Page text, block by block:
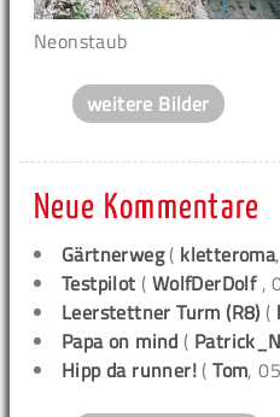
Neonstaub
weitere Bilder
Neue Kommentare
Gärtnerweg( kletteroma
Testpilot ( WolfDerDolf ,
Leerstettner Turm (R8) (
Papa on mind (
Hipp da runner! (Tom,